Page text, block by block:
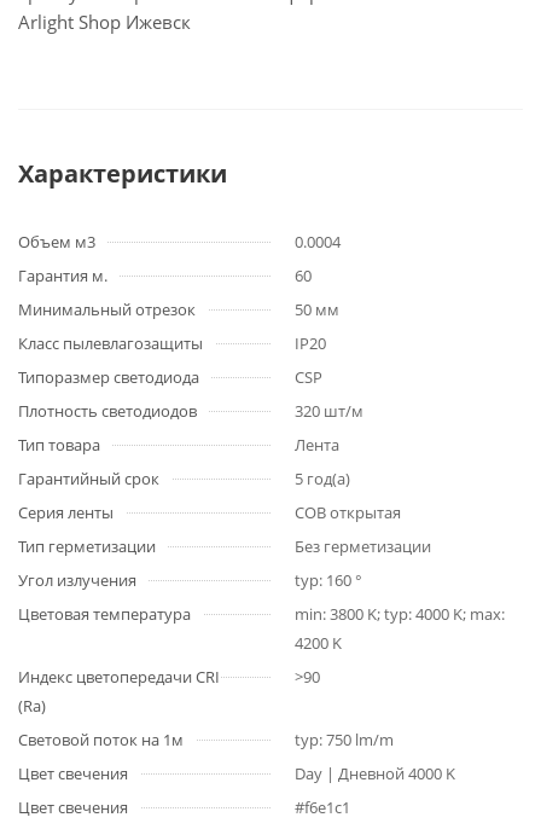
Arlight Shop Ижевск
Характеристики
Объем м3
0.0004
Гарантия м.
60
Минимальный отрезок
50 мм
Класс пылевлагозащиты
IP20
Типоразмер светодиода
CSP
Плотность светодиодов
320 шт/м
Тип товара
Лента
Гарантийный срок
5 год(а)
Серия ленты
COB открытая
Тип герметизации
Без герметизации
Угол излучения
typ: 160 °
Цветовая температура
min: 3800 K; typ: 4000 K; max:
4200 K
Индекс цветопередачи CRI
(Ra)
>90
Световой поток на 1м
typ: 750 lm/m
Цвет свечения
Day | Дневной 4000 K
Цвет свечения
#f6e1c1